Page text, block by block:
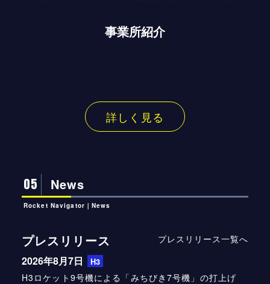
事業所紹介
詳しく見る
05 News
Rocket Navigator｜News
プレスリリース プレスリリース一覧へ
2026年8月7日 H3
H3ロケット9号機による「みちびき7号機」の打上げ